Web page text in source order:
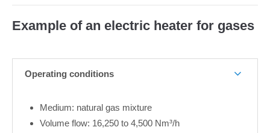
+44 1234 567 890
Drop us a line
info@yourdomain.com
About us
Lorem ipsum dolor sit amet, consectetuer adipiscing
Example of an electric heater for gases
Operating conditions
Medium: natural gas mixture
Volume flow: 16,250 to 4,500 Nm³/h